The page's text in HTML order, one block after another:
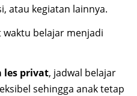
atau kegiatan lainnya.
belajar menjadi
les privat, jadwal belajar
sehingga anak tetap